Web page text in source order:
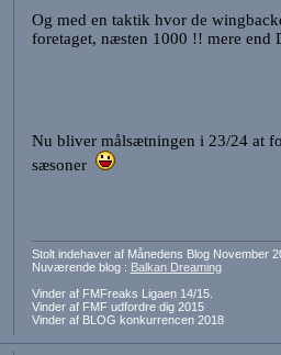
Og med en taktik hvor de
foretaget, næsten 1000 !! mere end
Nu bliver målsætningen i 23/24 at
sæsoner
Stolt indehaver af Månedens Blog November
Nuværende blog : Balkan Dreaming
Vinder af FMFreaks Ligaen 14/15.
Vinder af FMF udfordre dig 2015
Vinder af BLOG konkurrencen 2018